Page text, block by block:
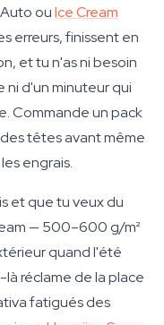
ouIce Cream
erreurs, finissent en
et tu n'as ni besoin
d'un minuteur qui
Commande un pack
têtes avant même
engrais.
et que tu veux du
— 500–600 g/m²
quand l'été
réclame de la place
fatigués des